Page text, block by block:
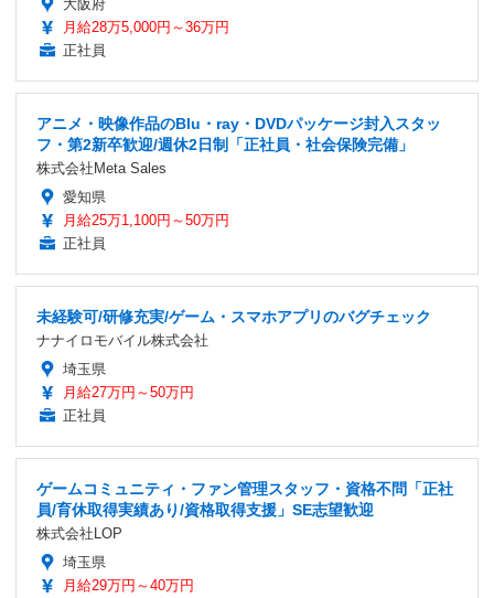
大阪府
月給28万5,000円～36万円
正社員
アニメ・映像作品のBlu・ray・DVDパッケージ封入スタッ
フ・第2新卒歓迎/週休2日制「正社員・社会保険完備」
株式会社Meta Sales
愛知県
月給25万1,100円～50万円
正社員
未経験可/研修充実/ゲーム・スマホアプリのバグチェック
ナナイロモバイル株式会社
埼玉県
月給27万円～50万円
正社員
ゲームコミュニティ・ファン管理スタッフ・資格不問「正社
員/育休取得実績あり/資格取得支援」SE志望歓迎
株式会社LOP
埼玉県
月給29万円～40万円